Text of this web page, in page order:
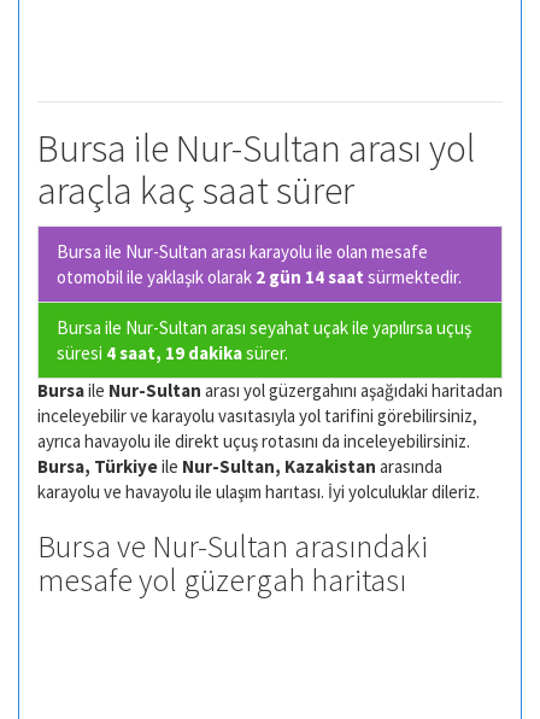
Bursa ile Nur-Sultan arası yol
araçla kaç saat sürer
Bursa ile Nur-Sultan arası karayolu ile olan mesafe
otomobil ile yaklaşık olarak 2 gün 14 saat sürmektedir.
Bursa ile Nur-Sultan arası seyahat uçak ile yapılırsa uçuş
süresi 4 saat, 19 dakikasürer.
Bursaile Nur-Sultan arası yol güzergahını aşağıdaki haritadan
inceleyebilir ve karayolu vasıtasıyla yol tarifini görebilirsiniz,
ayrıca havayolu ile direkt uçuş rotasını da inceleyebilirsiniz.
Bursa, Türkiyeile Nur-Sultan, Kazakistan arasında
karayolu ve havayolu ile ulaşım harıtası. İyi yolculuklar dileriz.
Bursa ve Nur-Sultan arasındaki
mesafe yol güzergah haritası